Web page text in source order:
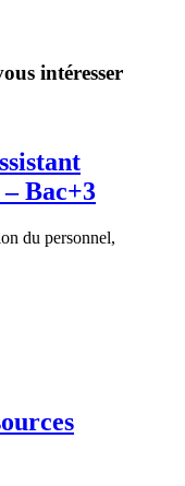
intéresser
Bac+3
du personnel,